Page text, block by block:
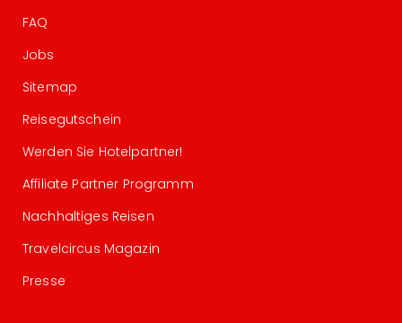
FAQ
Jobs
Sitemap
Reisegutschein
Werden Sie Hotelpartner!
Affiliate Partner Programm
Nachhaltiges Reisen
Travelcircus Magazin
Presse